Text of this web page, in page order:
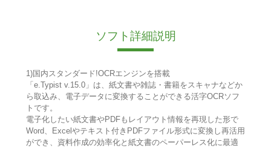
ソフト詳細説明
1)国内スタンダード!OCRエンジンを搭載
「e.Typist v.15.0」は、紙文書や雑誌・書籍をスキャナなどか
ら取込み、電子データに変換することができる活字OCRソフ
トです。
電子化したい紙文書やPDFもレイアウト情報を再現した形で
Word、Excelやテキスト付きPDFファイル形式に変換し再活用
ができ、資料作成の効率化と紙文書のペーパーレス化に最適